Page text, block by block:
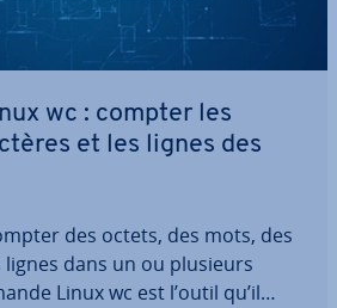
wc : compter les
et les lignes des
des octets, des mots, des
dans un ou plusieurs
Linux wc est l’outil qu’il